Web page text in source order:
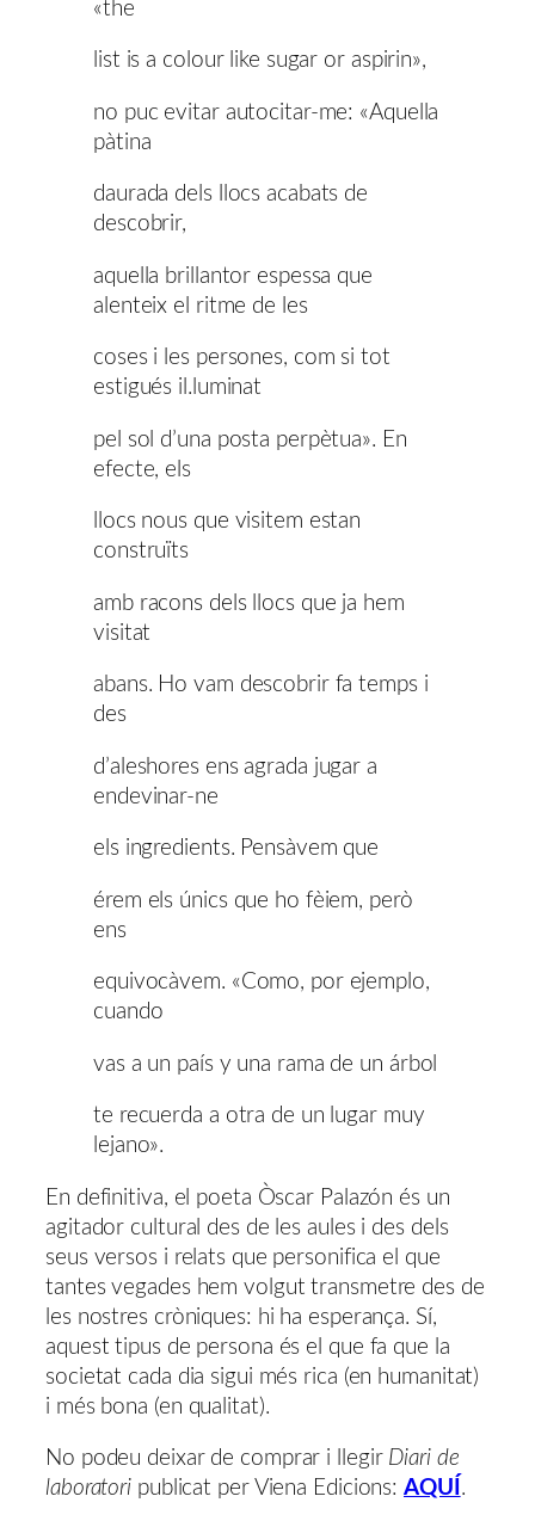
«the
list is a colour like sugar or aspirin»,
no puc evitar autocitar-me: «Aquella
pàtina
daurada dels llocs acabats de
descobrir,
aquella brillantor espessa que
alenteix el ritme de les
coses i les persones, com si tot
estigués il.luminat
pel sol d’una posta perpètua». En
efecte, els
llocs nous que visitem estan
construïts
amb racons dels llocs que ja hem
visitat
abans. Ho vam descobrir fa temps i
des
d’aleshores ens agrada jugar a
endevinar-ne
els ingredients. Pensàvem que
érem els únics que ho fèiem, però
ens
equivocàvem. «Como, por ejemplo,
cuando
vas a un país y una rama de un árbol
te recuerda a otra de un lugar muy
lejano».
En definitiva, el poeta Òscar Palazón és un
agitador cultural des de les aules i des dels
seus versos i relats que personifica el que
tantes vegades hem volgut transmetre des de
les nostres cròniques: hi ha esperança. Sí,
aquest tipus de persona és el que fa que la
societat cada dia sigui més rica (en humanitat)
i més bona (en qualitat).
No podeu deixar de comprar i llegir Diari de
laboratori publicat per Viena Edicions:AQUÍ .